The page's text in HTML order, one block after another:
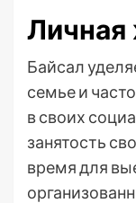
Личная
Байсал
семье и
в своих
занятость
время для